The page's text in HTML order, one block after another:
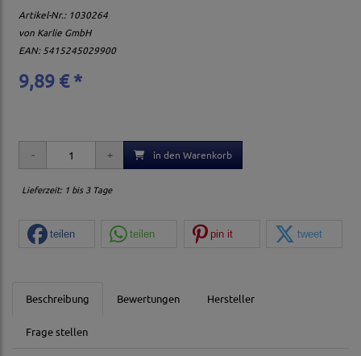
Artikel-Nr.: 1030264
von Karlie GmbH
EAN: 5415245029900
9,89 € *
in den Warenkorb
Lieferzeit: 1 bis 3 Tage
teilen teilen pin it tweet
Beschreibung Bewertungen Hersteller
Frage stellen